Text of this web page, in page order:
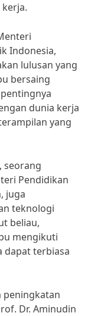
Indonesia,
lulusan yang
bersaing
dunia kerja
yang
seorang
Pendidikan
juga
teknologi
beliau,
mengikuti
dapat terbiasa
peningkatan
Dr. Aminudin